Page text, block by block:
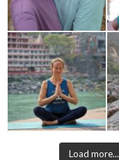
Load more...